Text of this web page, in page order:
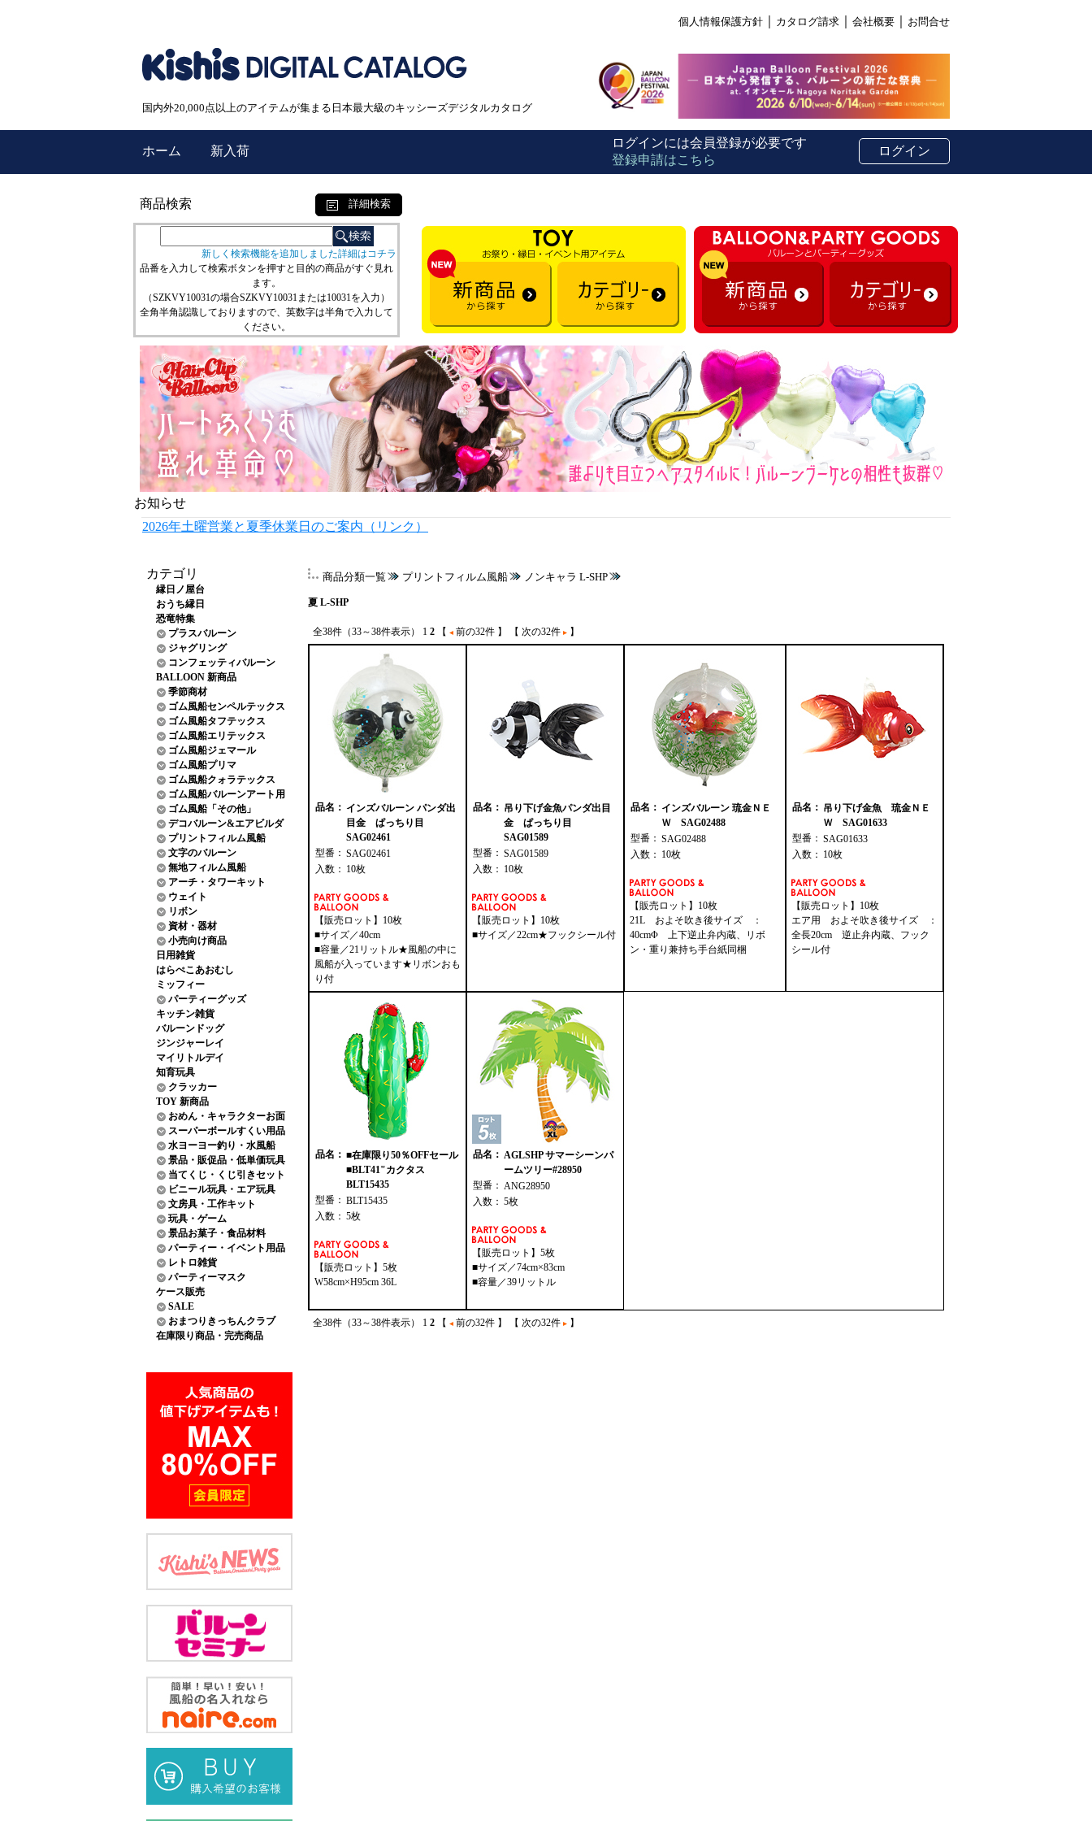
個人情報保護方針 カタログ請求 会社概要 お問合せ
国内外20,000点以上のアイテムが集まる日本最大級のキッシーズデジタルカタログ
ホーム 新入荷
ログインには会員登録が必要です
登録申請はこちら
ログイン
商品検索 詳細検索
新しく検索機能を追加しました詳細はコチラ
品番を入力して検索ボタンを押すと目的の商品がすぐ見れ
ます。
（SZKVY10031の場合SZKVY10031または10031を入力）
全角半角認識しておりますので、英数字は半角で入力して
ください。
お知らせ
2026年土曜営業と夏季休業日のご案内（リンク）
カテゴリ
縁日ノ屋台
おうち縁日
恐竜特集
プラスバルーン
ジャグリング
コンフェッティバルーン
BALLOON 新商品
季節商材
ゴム風船センペルテックス
ゴム風船タフテックス
ゴム風船エリテックス
ゴム風船ジェマール
ゴム風船プリマ
ゴム風船クォラテックス
ゴム風船バルーンアート用
ゴム風船「その他」
デコバルーン&エアビルダ
プリントフィルム風船
文字のバルーン
無地フィルム風船
アーチ・タワーキット
ウェイト
リボン
資材・器材
小売向け商品
日用雑貨
はらぺこあおむし
ミッフィー
パーティーグッズ
キッチン雑貨
バルーンドッグ
ジンジャーレイ
マイリトルデイ
知育玩具
クラッカー
TOY 新商品
おめん・キャラクターお面
スーパーボールすくい用品
水ヨーヨー釣り・水風船
景品・販促品・低単価玩具
当てくじ・くじ引きセット
ビニール玩具・エア玩具
文房具・工作キット
玩具・ゲーム
景品お菓子・食品材料
パーティー・イベント用品
レトロ雑貨
パーティーマスク
ケース販売
SALE
おまつりきっちんクラブ
在庫限り商品・完売商品
商品分類一覧 プリントフィルム風船 ノンキャラ L-SHP
夏 L-SHP
全38件（33～38件表示） 1 2 【 前の32件 】 【 次の32件 】
品名： インズバルーン パンダ出
目金 ぱっちり目
SAG02461
型番： SAG02461
入数： 10枚
【販売ロット】10枚
■サイズ／40cm
■容量／21リットル★風船の中に
風船が入っています★リボンおも
り付
品名： 吊り下げ金魚パンダ出目
金 ぱっちり目
SAG01589
型番： SAG01589
入数： 10枚
【販売ロット】10枚
■サイズ／22cm★フックシール付
品名： インズバルーン 琉金ＮＥ
Ｗ SAG02488
型番： SAG02488
入数： 10枚
【販売ロット】10枚
21L およそ吹き後サイズ ：
40cmΦ 上下逆止弁内蔵、リボ
ン・重り兼持ち手台紙同梱
品名： 吊り下げ金魚 琉金ＮＥ
Ｗ SAG01633
型番： SAG01633
入数： 10枚
【販売ロット】10枚
エア用 およそ吹き後サイズ ：
全長20cm 逆止弁内蔵、フック
シール付
品名： ■在庫限り50％OFFセール
■BLT41"カクタス
BLT15435
型番： BLT15435
入数： 5枚
【販売ロット】5枚
W58cm×H95cm 36L
品名： AGLSHP サマーシーンパ
ームツリー#28950
型番： ANG28950
入数： 5枚
【販売ロット】5枚
■サイズ／74cm×83cm
■容量／39リットル
全38件（33～38件表示） 1 2 【 前の32件 】 【 次の32件 】